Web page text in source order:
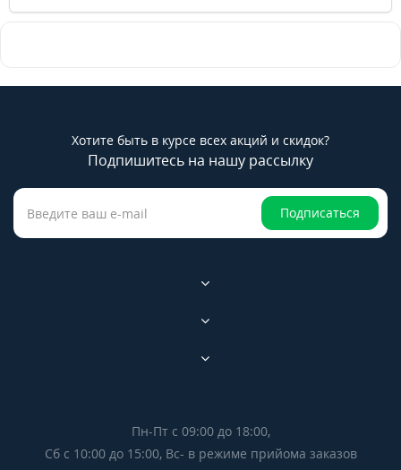
Хотите быть в курсе всех акций и скидок?
Подпишитесь на нашу рассылку
Подписаться
Пн-Пт с 09:00 до 18:00,
Сб с 10:00 до 15:00, Вс- в режиме прийома заказов